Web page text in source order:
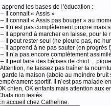
Il apprend les bases de l’éducation :
– Il connait « Assis »
– Il connait « Assis pas bouger » au
– Il n’est pas complètement propre mais
– Il apprend à marcher en laisse, pour le
– Il peut rester seul (ne pleure pas, ne
– Il apprend à ne pas sauter (en progrès
– Il n’a pas encore complètement
– Il peut faire des bêtises de chiot…
Attention, ne laissez pas traîner la
Il garde la maison (aboie au moindre
sportif. Il n’est pas malade
chien, OK enfants mais attention aux
non testés.
accueil chez Catherine.